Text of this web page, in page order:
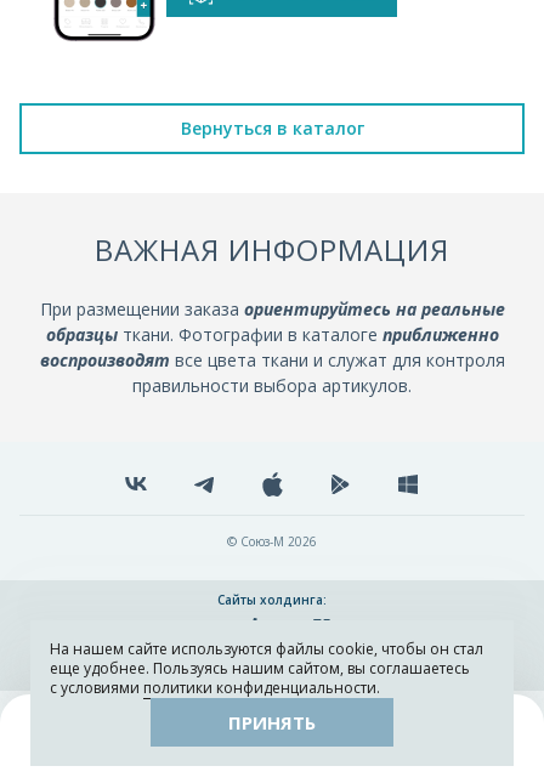
Каталог Остатки тканей
Вернуться в каталог
ВАЖНАЯ ИНФОРМАЦИЯ
При размещении заказа ориентируйтесь на реальные
образцыткани. Фотографии в каталоге приближенно
воспроизводят все цвета ткани и служат для контроля
правильности выбора артикулов.
© Союз-М 2026
Сайты холдинга:
Разработка и поддержка сайта ADN
На нашем сайте используются файлы cookie, чтобы он стал
еще удобнее. Пользуясь нашим сайтом, вы соглашаетесь
с условиями политики конфиденциальности.
ПРИНЯТЬ